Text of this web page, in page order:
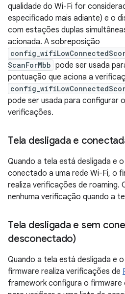
qualidade do Wi-Fi for
especificado mais adiante) e o
com estações duplas
acionada. A sobreposição
ScanForMbb pode ser usada
pontuação que aciona a
pode ser usada para configurar
verificações.
Tela desligada e
Quando a tela está desligada e
conectado a uma rede Wi-Fi, o
realiza verificações de roaming.
nenhuma verificação quando a
Tela desligada e sem
desconectado)
Quando a tela está desligada e
firmware realiza verificações de
framework configura o firmware